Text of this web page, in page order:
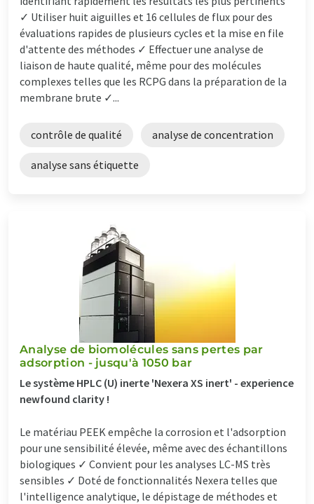
✓ Utiliser huit aiguilles et 16 cellules de flux pour des
évaluations rapides de plusieurs cycles et la mise en file
d'attente des méthodes ✓ Effectuer une analyse de
liaison de haute qualité, même pour des molécules
complexes telles que les RCPG dans la préparation de la
membrane brute ✓...
contrôle de qualité analyse de concentration
analyse sans étiquette
Analyse de biomolécules sans pertes par
adsorption - jusqu'à 1050 bar
Le système HPLC (U) inerte 'Nexera XS inert' - experience
newfound clarity !
Le matériau PEEK empêche la corrosion et l'adsorption
pour une sensibilité élevée, même avec des échantillons
biologiques ✓ Convient pour les analyses LC-MS très
sensibles ✓ Doté de fonctionnalités Nexera telles que
l'intelligence analytique, le dépistage de méthodes et